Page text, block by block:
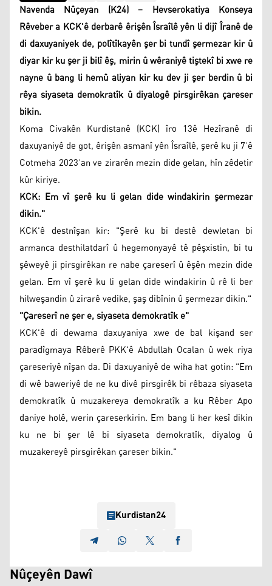
Navenda Nûçeyan (K24) – Hevserokatiya Konseya
Rêveber a KCK'ê derbarê êrişên Îsraîlê yên li dijî Îranê de
di daxuyaniyek de, polîtîkayên şer bi tundî şermezar kir û
diyar kir ku şer ji bilî êş, mirin û wêraniyê tiştekî bi xwe re
nayne û bang li hemû aliyan kir ku dev ji şer berdin û bi
rêya siyaseta demokratîk û diyalogê pirsgirêkan çareser
bikin.
Koma Civakên Kurdistanê (KCK) îro 13ê Hezîranê di
daxuyaniyê de got, êrişên asmanî yên Îsraîlê, şerê ku ji 7’ê
Cotmeha 2023’an ve zirarên mezin dide gelan, hîn zêdetir
kûr kiriye.
KCK: Em vî şerê ku li gelan dide windakirin şermezar
dikin."
KCK'ê destnîşan kir: "Şerê ku bi destê dewletan bi
armanca desthilatdarî û hegemonyayê tê pêşxistin, bi tu
şêweyê ji pirsgirêkan re nabe çareserî û êşên mezin dide
gelan. Em vî şerê ku li gelan dide windakirin û rê li ber
hilweşandin û zirarê vedike, şaş dibînin û şermezar dikin."
"Çareserî ne şer e, siyaseta demokratîk e"
KCK'ê di dewama daxuyaniya xwe de bal kişand ser
paradîgmaya Rêberê PKK'ê Abdullah Ocalan û wek riya
çareseriyê nîşan da. Di daxuyaniyê de wiha hat gotin: "Em
di wê baweriyê de ne ku divê pirsgirêk bi rêbaza siyaseta
demokratîk û muzakereya demokratîk a ku Rêber Apo
daniye holê, werin çareserkirin. Em bang li her kesî dikin
ku ne bi şer lê bi siyaseta demokratîk, diyalog û
muzakereyê pirsgirêkan çareser bikin."
Kurdistan24
Nûçeyên Dawî